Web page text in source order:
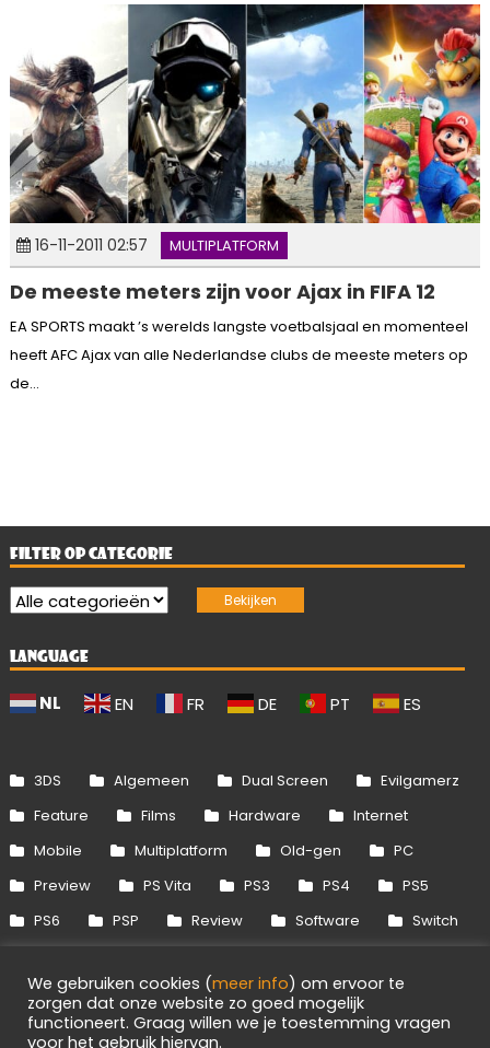
16-11-2011 02:57 MULTIPLATFORM
De meeste meters zijn voor Ajax in FIFA 12
EA SPORTS maakt ’s werelds langste voetbalsjaal en momenteel
heeft AFC Ajax van alle Nederlandse clubs de meeste meters op
de...
FILTER OP CATEGORIE
LANGUAGE
NL EN FR DE PT ES
3DS Algemeen Dual Screen
Evilgamerz
Feature
Films Hardware
Internet
Mobile
Multiplatform Old-gen
PC
Preview
PS Vita PS3 PS4
PS5
PS6
PSP Review Software
Switch
Xbox 360
Xbox One Xbox Series
We gebruiken cookies (meer info) om ervoor te
zorgen dat onze website zo goed mogelijk
functioneert. Graag willen we je toestemming vragen
voor het gebruik hiervan.